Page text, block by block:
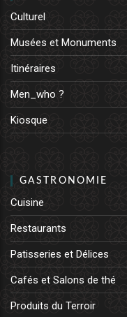
Culturel
Musées et Monuments
Itinéraires
Men_who ?
Kiosque
GASTRONOMIE
Cuisine
Restaurants
Patisseries et Délices
Cafés et Salons de thé
Produits du Terroir